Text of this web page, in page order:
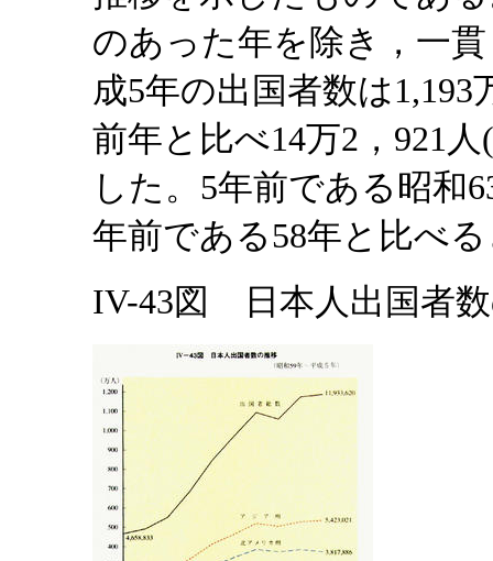
のあった年を除き，一
成5年の出国者数は
前年と比べ14万2，921
した。5年前である昭和
年前である58年と比べ
IV-43図 日本人出国者